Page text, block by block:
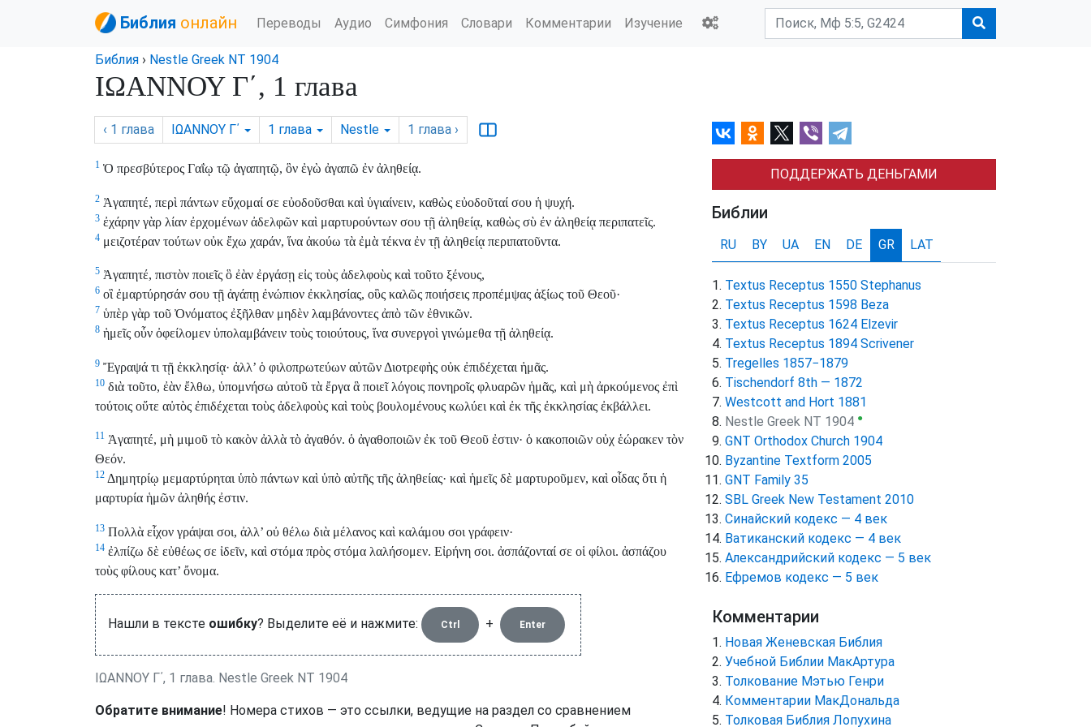
Библия онлайн Переводы Аудио Симфония Словари Комментарии Изучение
Библия › Nestle Greek NT 1904
ΙΩΑΝΝΟΥ Γ΄, 1 глава
‹ 1 глава ΙΩΑΝΝΟΥ Γ΄ 1 глава Nestle 1 глава ›
1 Ὁ πρεσβύτερος Γαΐῳ τῷ ἀγαπητῷ, ὃν ἐγὼ ἀγαπῶ ἐν ἀληθείᾳ.
2 Ἀγαπητέ, περὶ πάντων εὔχομαί σε εὐοδοῦσθαι καὶ ὑγιαίνειν, καθὼς εὐοδοῦταί σου ἡ ψυχή.
3 ἐχάρην γὰρ λίαν ἐρχομένων ἀδελφῶν καὶ μαρτυρούντων σου τῇ ἀληθείᾳ, καθὼς σὺ ἐν ἀληθείᾳ περιπατεῖς.
4 μειζοτέραν τούτων οὐκ ἔχω χαράν, ἵνα ἀκούω τὰ ἐμὰ τέκνα ἐν τῇ ἀληθείᾳ περιπατοῦντα.
5 Ἀγαπητέ, πιστὸν ποιεῖς ὃ ἐὰν ἐργάσῃ εἰς τοὺς ἀδελφοὺς καὶ τοῦτο ξένους,
6 οἳ ἐμαρτύρησάν σου τῇ ἀγάπῃ ἐνώπιον ἐκκλησίας, οὓς καλῶς ποιήσεις προπέμψας ἀξίως τοῦ Θεοῦ·
7 ὑπὲρ γὰρ τοῦ Ὀνόματος ἐξῆλθαν μηδὲν λαμβάνοντες ἀπὸ τῶν ἐθνικῶν.
8 ἡμεῖς οὖν ὀφείλομεν ὑπολαμβάνειν τοὺς τοιούτους, ἵνα συνεργοὶ γινώμεθα τῇ ἀληθείᾳ.
9 Ἔγραψά τι τῇ ἐκκλησίᾳ· ἀλλ’ ὁ φιλοπρωτεύων αὐτῶν Διοτρεφὴς οὐκ ἐπιδέχεται ἡμᾶς.
10 διὰ τοῦτο, ἐὰν ἔλθω, ὑπομνήσω αὐτοῦ τὰ ἔργα ἃ ποιεῖ λόγοις πονηροῖς φλυαρῶν ἡμᾶς, καὶ μὴ ἀρκούμενος ἐπὶ
τούτοις οὔτε αὐτὸς ἐπιδέχεται τοὺς ἀδελφοὺς καὶ τοὺς βουλομένους κωλύει καὶ ἐκ τῆς ἐκκλησίας ἐκβάλλει.
11 Ἀγαπητέ, μὴ μιμοῦ τὸ κακὸν ἀλλὰ τὸ ἀγαθόν. ὁ ἀγαθοποιῶν ἐκ τοῦ Θεοῦ ἐστιν· ὁ κακοποιῶν οὐχ ἑώρακεν τὸν
Θεόν.
12 Δημητρίῳ μεμαρτύρηται ὑπὸ πάντων καὶ ὑπὸ αὐτῆς τῆς ἀληθείας· καὶ ἡμεῖς δὲ μαρτυροῦμεν, καὶ οἶδας ὅτι ἡ
μαρτυρία ἡμῶν ἀληθής ἐστιν.
13 Πολλὰ εἶχον γράψαι σοι, ἀλλ’ οὐ θέλω διὰ μέλανος καὶ καλάμου σοι γράφειν·
14 ἐλπίζω δὲ εὐθέως σε ἰδεῖν, καὶ στόμα πρὸς στόμα λαλήσομεν. Εἰρήνη σοι. ἀσπάζονταί σε οἱ φίλοι. ἀσπάζου
τοὺς φίλους κατ’ ὄνομα.
Нашли в тексте ошибку? Выделите её и нажмите: Ctrl + Enter
ΙΩΑΝΝΟΥ Γ΄, 1 глава. Nestle Greek NT 1904
Обратите внимание! Номера стихов — это ссылки, ведущие на раздел со сравнением
ПОДДЕРЖАТЬ ДЕНЬГАМИ
Библии
RU BY UA EN DE GR LAT
Textus Receptus 1550 Stephanus
Textus Receptus 1598 Beza
Textus Receptus 1624 Elzevir
Textus Receptus 1894 Scrivener
Tregelles 1857−1879
Tischendorf 8th — 1872
Westcott and Hort 1881
Nestle Greek NT 1904 ●
GNT Orthodox Church 1904
Byzantine Textform 2005
GNT Family 35
SBL Greek New Testament 2010
Синайский кодекс — 4 век
Ватиканский кодекс — 4 век
Александрийский кодекс — 5 век
Ефремов кодекс — 5 век
Комментарии
Новая Женевская Библия
Учебной Библии МакАртура
Толкование Мэтью Генри
Комментарии МакДональда
Толковая Библия Лопухина